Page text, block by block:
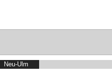
Neu-Ulm